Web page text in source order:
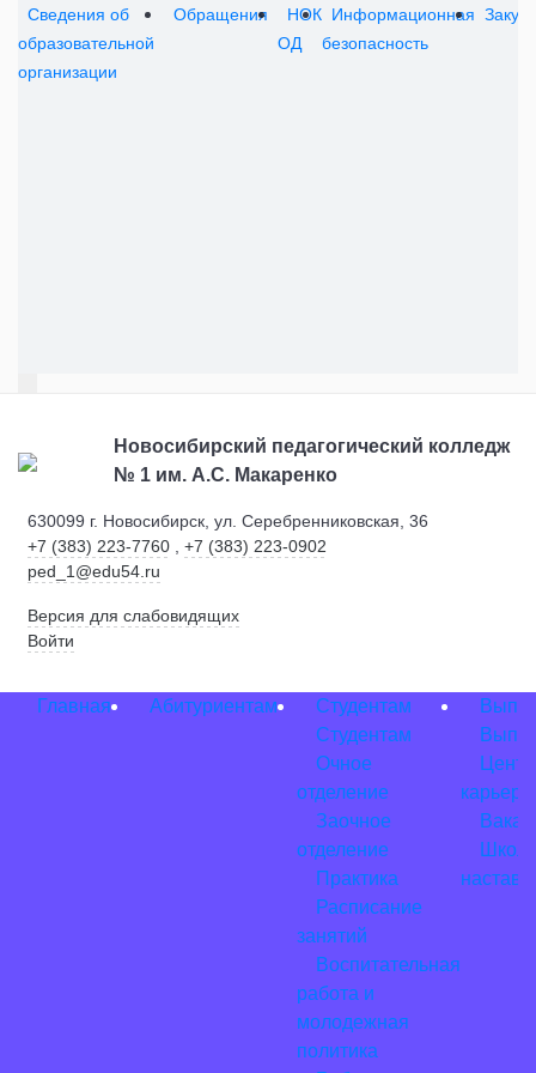
Сведения об
образовательной
организации
Обращения
НОК
ОД
Информационная
безопасность
Новосибирский педагогический колледж
№ 1 им. А.С. Макаренко
630099 г. Новосибирск, ул. Серебренниковская, 36
+7 (383) 223-7760
+7 (383) 223-0902
ped_1@edu54.ru
Версия для слабовидящих
Войти
Главная Абитуриентам
Студентам
Студентам
Очное
отделение
Заочное
отделение
Практика
Расписание
занятий
Воспитательная
работа и
молодежная
политика
Центр
карьеры